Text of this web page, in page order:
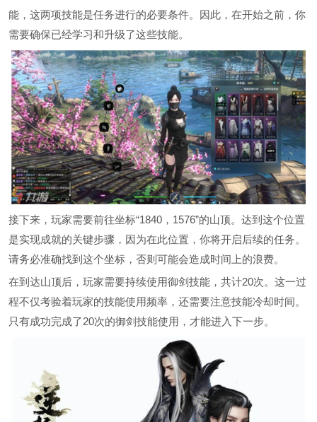
能，这两项技能是任务进行的必要条件。因此，在开始之前，你
需要确保已经学习和升级了这些技能。
接下来，玩家需要前往坐标“1840，1576”的山顶。达到这个位置
是实现成就的关键步骤，因为在此位置，你将开启后续的任务。
请务必准确找到这个坐标，否则可能会造成时间上的浪费。
在到达山顶后，玩家需要持续使用御剑技能，共计20次。这一过
程不仅考验着玩家的技能使用频率，还需要注意技能冷却时间。
只有成功完成了20次的御剑技能使用，才能进入下一步。